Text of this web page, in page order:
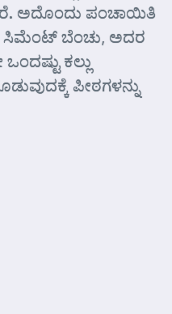
ಅದೊಂದು ಪಂಚಾಯಿತಿ
ಸಿಮೆಂಟ್ ಬೆಂಚು, ಅದರ
ಕಲ್ಲು
ಪೀಠಗಳನ್ನು